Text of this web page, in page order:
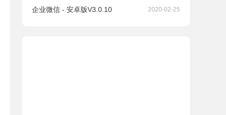
企业微信 - 安卓版V3.0.10 2020-02-25